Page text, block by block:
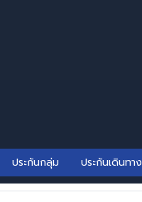
ประกันกลุ่ม ประกันเดินทาง